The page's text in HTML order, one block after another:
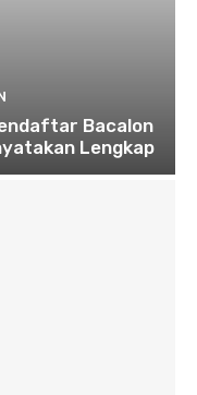
Bacalon
Lengkap